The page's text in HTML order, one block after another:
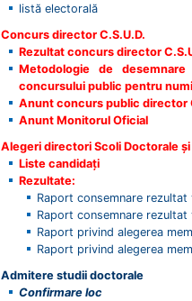
listă electorală
Concurs director C.S.U.D.
Rezultat concurs director
Metodologie de
concursului public pentru
Anunt concurs public director
Anunt Monitorul Oficial
Alegeri directori Scoli Doctorale și
Liste candidaţi
Rezultate:
Raport consemnare
Raport consemnare
Raport privind alegerea
Raport privind alegerea
Admitere studii doctorale
Confirmare loc